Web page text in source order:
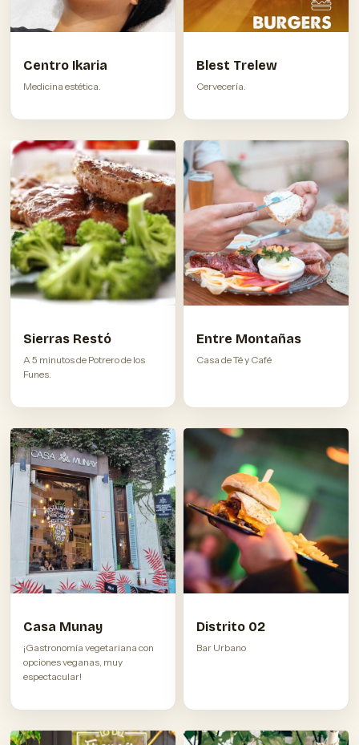
Centro Ikaria
Medicina estética.
Blest Trelew
Cervecería.
Sierras Restó
A 5 minutos de Potrero de los
Funes.
Entre Montañas
Casa de Té y Café
Casa Munay
¡Gastronomía vegetariana con
opciones veganas, muy
espectacular!
Distrito 02
Bar Urbano